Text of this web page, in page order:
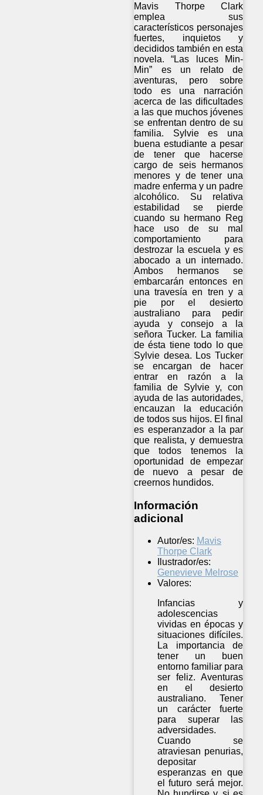
Mavis Thorpe Clark
emplea sus
característicos personajes
fuertes, inquietos y
decididos también en esta
novela. “Las luces Min-
Min” es un relato de
aventuras, pero sobre
todo es una narración
acerca de las dificultades
a las que muchos jóvenes
se enfrentan dentro de su
familia. Sylvie es una
buena estudiante a pesar
de tener que hacerse
cargo de seis hermanos
menores y de tener una
madre enferma y un padre
alcohólico. Su relativa
estabilidad se pierde
cuando su hermano Reg
hace uso de su mal
comportamiento para
destrozar la escuela y es
abocado a un internado.
Ambos hermanos se
embarcarán entonces en
una travesía en tren y a
pie por el desierto
australiano para pedir
ayuda y consejo a la
señora Tucker. La familia
de ésta tiene todo lo que
Sylvie desea. Los Tucker
se encargan de hacer
entrar en razón a la
familia de Sylvie y, con
ayuda de las autoridades,
encauzan la educación
de todos sus hijos. El final
es esperanzador a la par
que realista, y demuestra
que todos tenemos la
oportunidad de empezar
de nuevo a pesar de
creernos hundidos.
Información
adicional
Autor/es: Mavis
Thorpe Clark
Ilustrador/es:
Genevieve Melrose
Valores:
Infancias y
adolescencias
vividas en épocas y
situaciones difíciles.
La importancia de
tener un buen
entorno familiar para
ser feliz. Aventuras
en el desierto
australiano. Tener
un carácter fuerte
para superar las
adversidades.
Cuando se
atraviesan penurias,
depositar
esperanzas en que
el futuro será mejor.